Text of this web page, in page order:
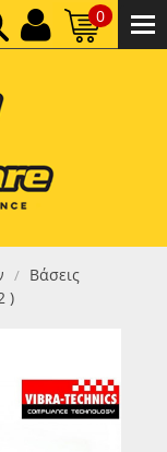
0
0,00 €
/ Βάσεις
)